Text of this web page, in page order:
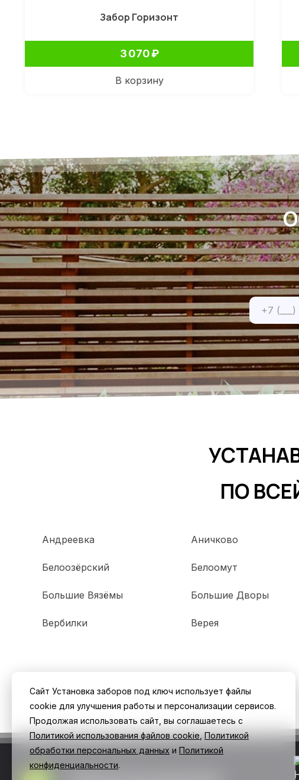
Забор Горизонт
3 070₽
В корзину
ПО
Андреевка Аничково
Белоозёрский Белоомут
Большие Вязёмы Большие Дворы
Вербилки Верея
Сайт Установка заборов под ключ использует файлы
cookie для улучшения работы и персонализации сервисов.
Продолжая использовать сайт, вы соглашаетесь с
Политикой использования файлов cookie,Политикой
обработки персональных данных и Политикой
конфиденциальности.